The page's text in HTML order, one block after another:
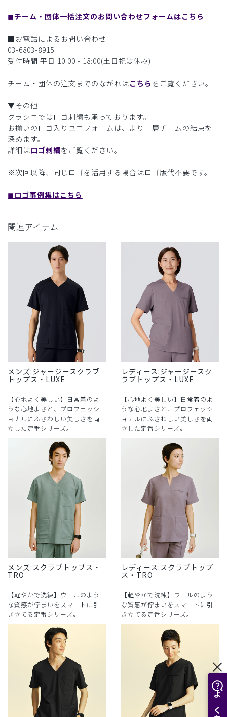
◼︎チーム・団体一括注文のお問い合わせフォームはこちら
■お電話によるお問い合わせ
03-6803-8915
受付時間:平日 10:00 - 18:00(土日祝は休み)
チーム・団体の注文までのながれはこちら をご覧ください。
▼その他
クラシコではロゴ刺繍も承っております。
お揃いのロゴ入りユニフォームは、より一層チームの結束を
深めます。
詳細はロゴ刺繍をご覧ください。
※次回以降、同じロゴを活用する場合はロゴ版代不要です。
◼︎ロゴ事例集はこちら
関連アイテム
メンズ:ジャージースクラブ
トップス・LUXE
【心地よく美しい】日常着のよ
うな心地よさと、プロフェッシ
ョナルにふさわしい美しさを両
立した定番シリーズ。
レディース:ジャージースク
ラブトップス・LUXE
【心地よく美しい】日常着のよ
うな心地よさと、プロフェッシ
ョナルにふさわしい美しさを両
立した定番シリーズ。
メンズ:スクラブトップス・
TRO
【軽やかで洗練】ウールのよう
な質感が佇まいをスマートに引
き立てる定番シリーズ。
レディース:スクラブトップ
ス・TRO
【軽やかで洗練】ウールのよう
な質感が佇まいをスマートに引
き立てる定番シリーズ。